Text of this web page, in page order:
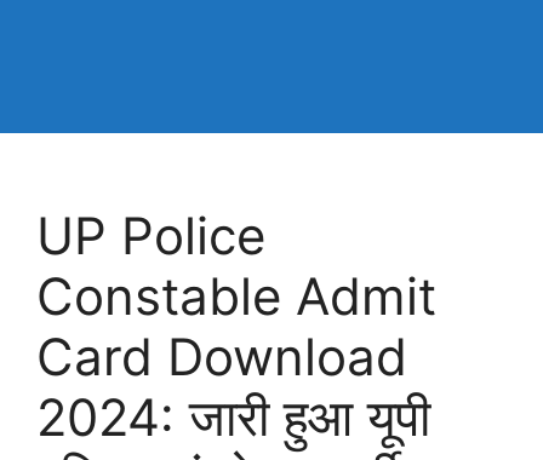
UP Police
Constable Admit
Card Download
2024: जारी हुआ यूपी